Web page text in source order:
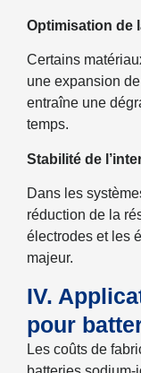
Optimisation de
Certains
une expansion
entraîne une
temps.
Stabilité de
Dans les
réduction de la
électrodes et les
majeur.
IV.
pour
Les coûts de